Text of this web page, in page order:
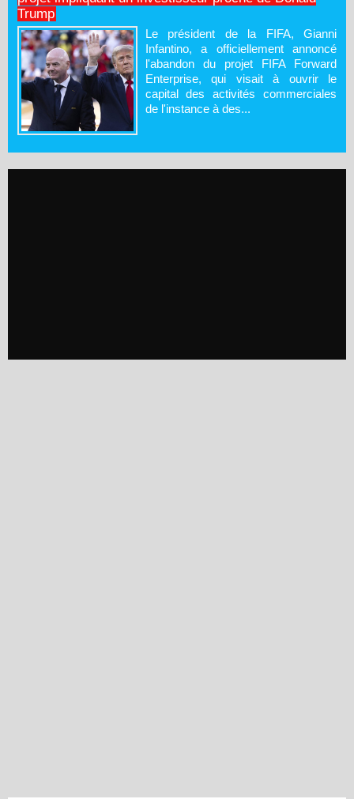
Trump
Le président de la FIFA, Gianni
Infantino, a officiellement annoncé
l'abandon du projet FIFA Forward
Enterprise, qui visait à ouvrir le
capital des activités commerciales
de l'instance à des...